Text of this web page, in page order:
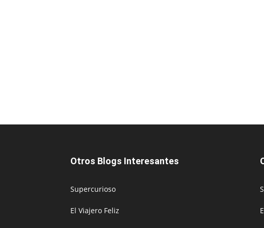
Otros Blogs Interesantes
Supercurioso
El Viajero Feliz